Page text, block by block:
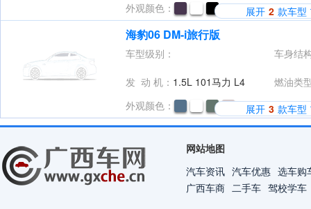
外观颜色：
展开 2 款车型
海豹06 DM-i旅行版
车型级别： 车身结
发 动 机： 1.5L 101马力 L4
燃油类
外观颜色：
展开 3 款车型
网站地图
汽车资讯 汽车优惠 选车购
广西车商 二手车 驾校学车